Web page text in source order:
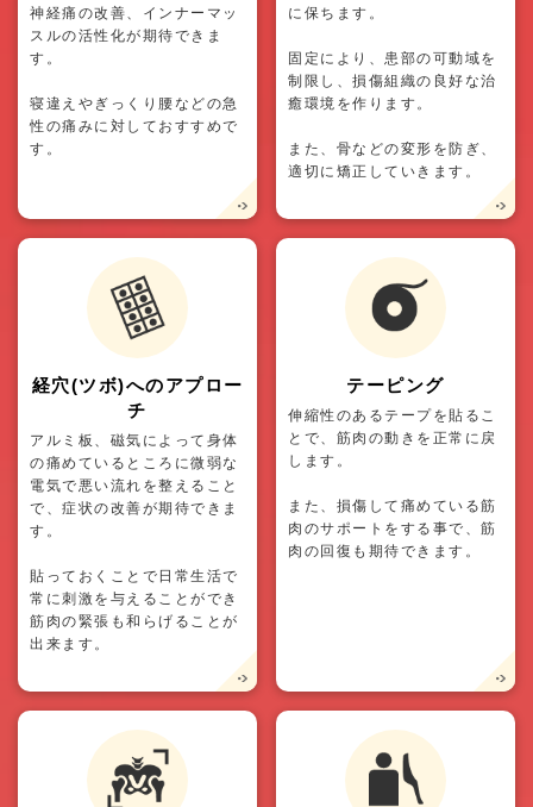
神経痛の改善、インナーマッ
スルの活性化が期待できま
す。
寝違えやぎっくり腰などの急
性の痛みに対しておすすめで
す。
に保ちます。
固定により、患部の可動域を
制限し、損傷組織の良好な治
癒環境を作ります。
また、骨などの変形を防ぎ、
適切に矯正していきます。
経穴(ツボ)へのアプロー
チ
アルミ板、磁気によって身体
の痛めているところに微弱な
電気で悪い流れを整えること
で、症状の改善が期待できま
す。
貼っておくことで日常生活で
常に刺激を与えることができ
筋肉の緊張も和らげることが
出来ます。
テーピング
伸縮性のあるテープを貼るこ
とで、筋肉の動きを正常に戻
します。
また、損傷して痛めている筋
肉のサポートをする事で、筋
肉の回復も期待できます。